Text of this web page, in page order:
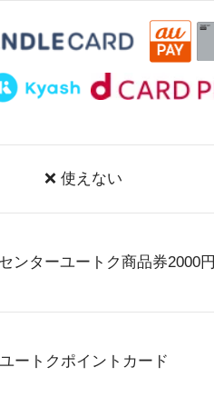
❌ 使えない
ンターユートク商品券2000円
ートクポイントカード